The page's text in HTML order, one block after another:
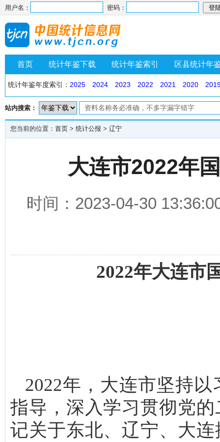
用户名： 密码：
首页 统计年鉴下载 统计年鉴索引 区县统计年
统计年鉴年度索引： 2025 2024 2023 2022 2021 2020
站内搜索：
您当前的位置： 首页 > 统计公报 > 辽宁
大连市2022年
时间：2023-04-30
2022年大连市
2022年，大连市坚持
指导，深入学习贯彻党
记关于东北、辽宁、大